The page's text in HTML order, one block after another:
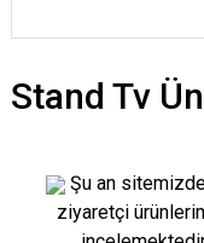
Stand Tv
Şu an
ziyaretçi